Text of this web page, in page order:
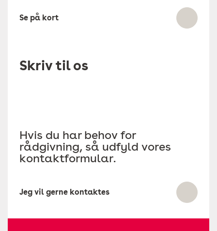
Se på kort
Skriv til os
Hvis du har behov for
rådgivning, så udfyld vores
kontaktformular.
Jeg vil gerne kontaktes